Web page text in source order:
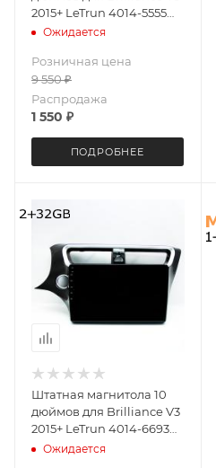
2015+ LeTrun 4014-5555
XY Android 8 MTK-L 1+16
Ожидается
Розничная цена
9 550₽
Распродажа
1 550 ₽
ПОДРОБНЕЕ
Штатная магнитола 10
дюймов для Brilliance V3
2015+ LeTrun 4014-6693
Android 12 MTK 2+32 Gb
Ожидается